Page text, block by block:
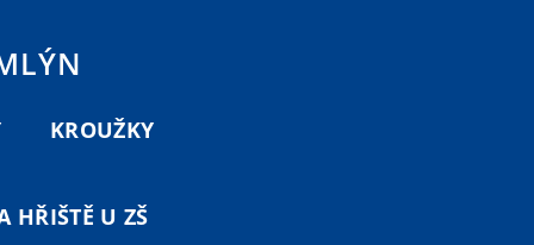
KROUŽKY
HŘIŠTĚ U ZŠ